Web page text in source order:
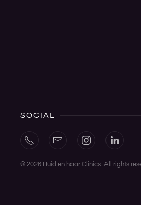
SOCIAL
© 2026 Huid en haar Clinics. All rights